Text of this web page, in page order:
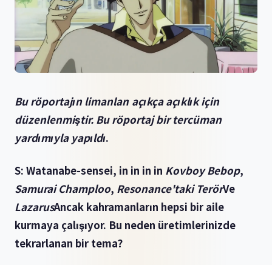
Bu röportajın limanları açıkça açıklık için
düzenlenmiştir. Bu röportaj bir tercüman
yardımıyla yapıldı.
S: Watanabe-sensei, in in in in Kovboy Bebop,
Samurai Champloo, Resonance'taki TerörVe
LazarusAncak kahramanların hepsi bir aile
kurmaya çalışıyor. Bu neden üretimlerinizde
tekrarlanan bir tema?